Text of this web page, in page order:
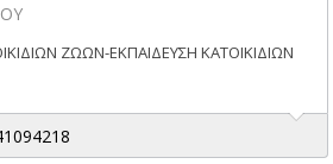
ΖΩΩΝ-ΕΚΠΑΙΔΕΥΣΗ ΚΑΤΟΙΚΙΔΙΩΝ